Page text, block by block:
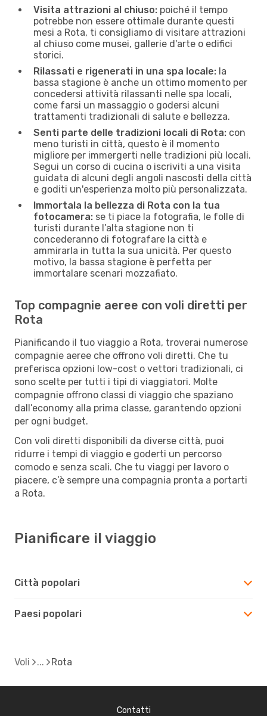
Visita attrazioni al chiuso: poiché il tempo
potrebbe non essere ottimale durante questi
mesi a Rota, ti consigliamo di visitare attrazioni
al chiuso come musei, gallerie d'arte o edifici
storici.
Rilassati e rigenerati in una spa locale: la
bassa stagione è anche un ottimo momento per
concedersi attività rilassanti nelle spa locali,
come farsi un massaggio o godersi alcuni
trattamenti tradizionali di salute e bellezza.
Senti parte delle tradizioni locali di Rota: con
meno turisti in città, questo è il momento
migliore per immergerti nelle tradizioni più locali.
Segui un corso di cucina o iscriviti a una visita
guidata di alcuni degli angoli nascosti della città
e goditi un'esperienza molto più personalizzata.
Immortala la bellezza di Rota con la tua
fotocamera: se ti piace la fotografia, le folle di
turisti durante l’alta stagione non ti
concederanno di fotografare la città e
ammirarla in tutta la sua unicità. Per questo
motivo, la bassa stagione è perfetta per
immortalare scenari mozzafiato.
Top compagnie aeree con voli diretti per
Rota
Pianificando il tuo viaggio a Rota, troverai numerose
compagnie aeree che offrono voli diretti. Che tu
preferisca opzioni low-cost o vettori tradizionali, ci
sono scelte per tutti i tipi di viaggiatori. Molte
compagnie offrono classi di viaggio che spaziano
dall’economy alla prima classe, garantendo opzioni
per ogni budget.
Con voli diretti disponibili da diverse città, puoi
ridurre i tempi di viaggio e goderti un percorso
comodo e senza scali. Che tu viaggi per lavoro o
piacere, c’è sempre una compagnia pronta a portarti
a Rota.
Pianificare il viaggio
Città popolari
Paesi popolari
Voli Rota
Contatti